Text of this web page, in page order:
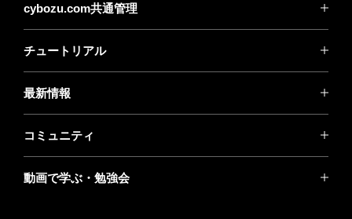
cybozu.com共通管理
チュートリアル
最新情報
コミュニティ
動画で学ぶ・勉強会